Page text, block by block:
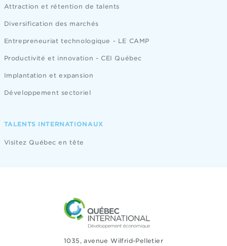
Attraction et rétention de talents
Diversification des marchés
Entrepreneuriat technologique - LE CAMP
Productivité et innovation - CEI Québec
Implantation et expansion
Développement sectoriel
TALENTS INTERNATIONAUX
Visitez Québec en tête
1035, avenue Wilfrid-Pelletier